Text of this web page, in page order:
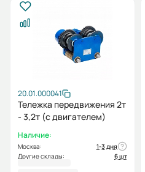
20.01.000041
Тележка передвижения 2т
- 3,2т (с двигателем)
Наличие:
Москва:
1-3 дня
Другие склады:
6 шт